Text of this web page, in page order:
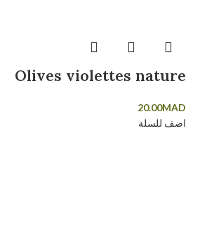
Olives violettes nature
20.00MAD
اضف للسلة